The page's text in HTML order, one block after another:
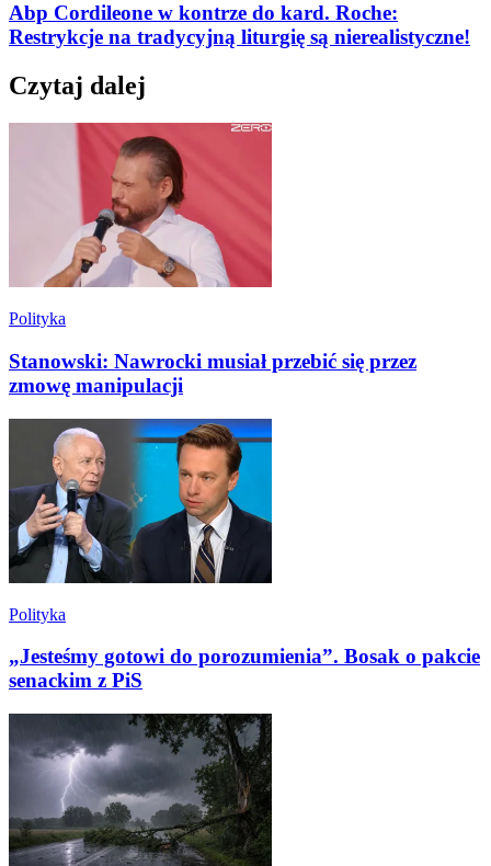
Abp Cordileone w kontrze do kard. Roche:
Restrykcje na tradycyjną liturgię są nierealistyczne!
Czytaj dalej
Polityka
Stanowski: Nawrocki musiał przebić się przez
zmowę manipulacji
Polityka
„Jesteśmy gotowi do porozumienia”. Bosak o pakcie
senackim z PiS